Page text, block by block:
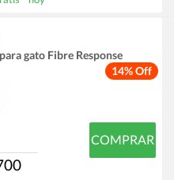
14% Off
gato Fibre Response
COMPRAR